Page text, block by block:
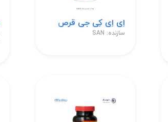
اِی اِی کِی جی قرص
سازنده: SAN